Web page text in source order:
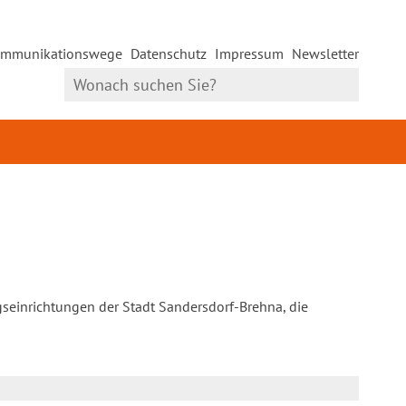
Datenschutz Impressum Newsletter
der Stadt Sandersdorf-Brehna, die